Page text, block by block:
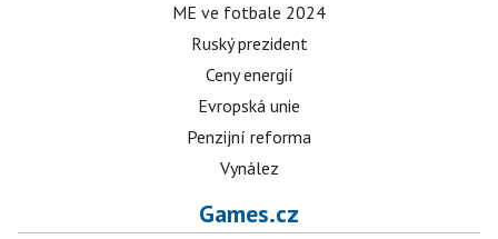
ME ve fotbale 2024
Ruský prezident
Ceny energií
Evropská unie
Penzijní reforma
Vynález
Games.cz